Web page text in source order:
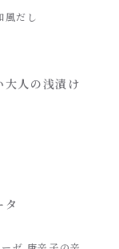
風だし
大人の浅漬け
タ